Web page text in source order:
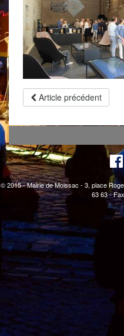
Article précédent
© 2015 - Mairie de Moissac - 3, place
63 63 -